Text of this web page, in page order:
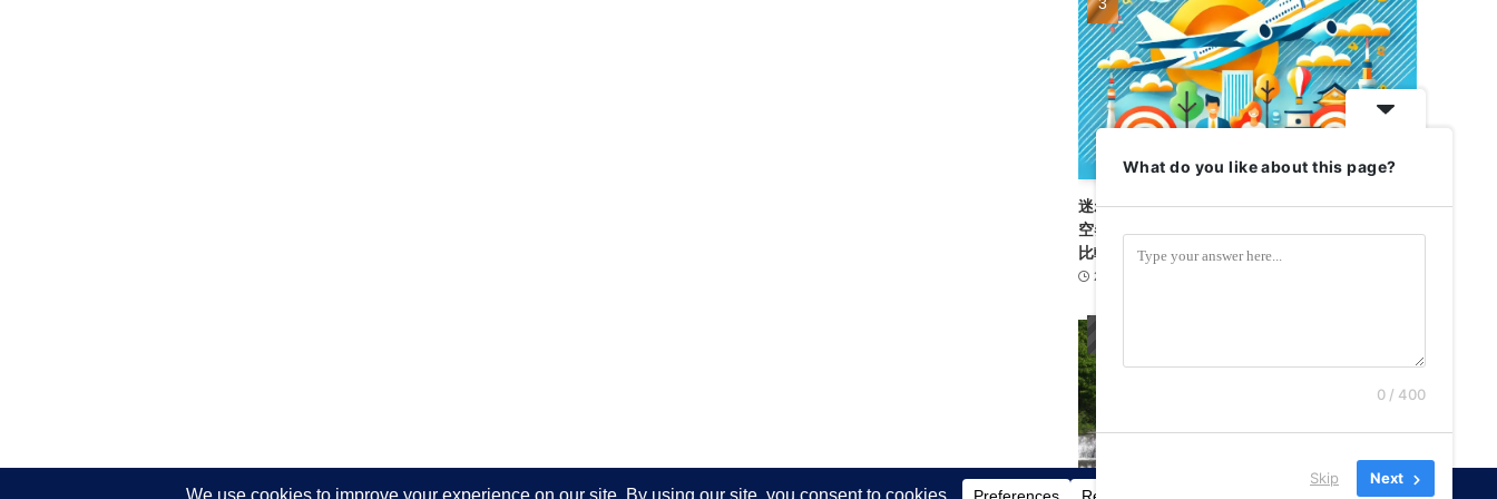
迷わず旅支度！スカイチケット完全ガイド｜航
空券・高速バス・レンタカー・フェリーを賢く
比較
2026-05-22
What do you like about this page?
0 / 400
Skip Next